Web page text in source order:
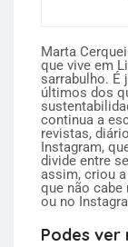
Marta
que vive em
sarrabulho. É
últimos dos
continua a
revistas,
Instagram,
divide entre
assim, criou
que não cabe
ou no
Podes ver